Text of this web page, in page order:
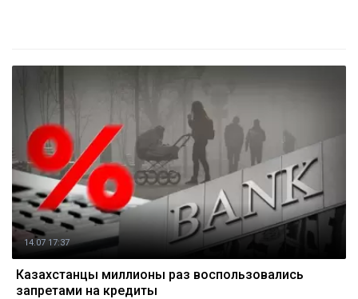
14.07 17:37
Казахстанцы миллионы раз воспользовались
запретами на кредиты